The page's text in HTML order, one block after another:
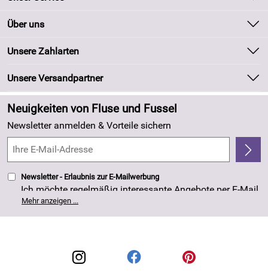
Kontakt
Kundeninformationen
Newsletter
Zahlung und Versand
Kundenlogin
Über uns
Unsere Bestseller
Neu
Angebote
Made in Germany
4,8/5
Unsere Zahlarten
Unsere Versandpartner
Neuigkeiten von Fluse und Fussel
Newsletter anmelden & Vorteile sichern
Newsletter - Erlaubnis zur E-Mailwerbung
Ich möchte regelmäßig interessante Angebote per E-Mail
erhalten. Meine E-Mail-Adresse wird nicht an andere
Unternehmen weitergegeben. Die Einwilligung zur
Nutzung meiner E-Mail- Adresse für Werbezwecke kann
Mehr anzeigen ...